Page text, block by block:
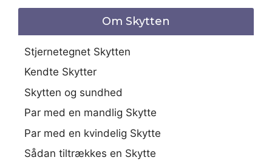
Om Skytten
Stjernetegnet Skytten
Kendte Skytter
Skytten og sundhed
Par med en mandlig Skytte
Par med en kvindelig Skytte
Sådan tiltrækkes en Skytte